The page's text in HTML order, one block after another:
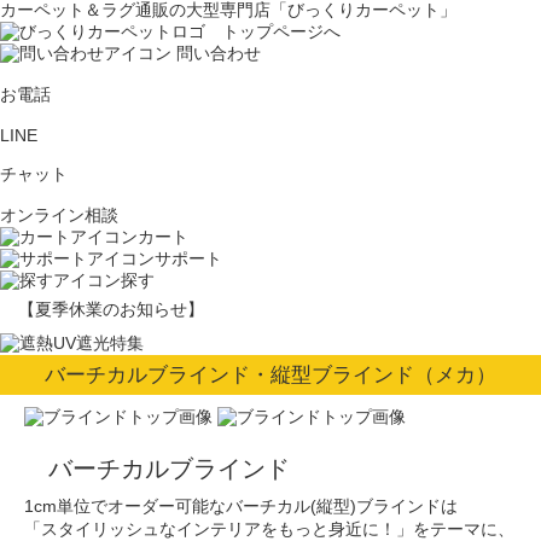
カーペット＆ラグ通販の大型専門店「びっくりカーペット」
問い合わせ
お電話
LINE
チャット
オンライン相談
カート
サポート
探す
【夏季休業のお知らせ】
バーチカルブラインド・縦型ブラインド（メカ）
バーチカルブラインド
1cm単位でオーダー可能なバーチカル(縦型)ブラインドは
「スタイリッシュなインテリアをもっと身近に！」をテーマに、